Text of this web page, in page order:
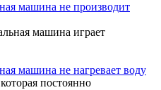
машина не производит
машина играет
машина не нагревает воду
постоянно